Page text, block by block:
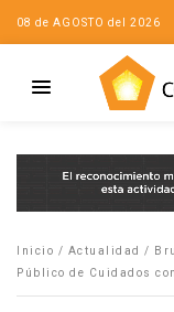
08 de AGOSTO del 2026
Inicio / Actualidad /
Público de Cuidados